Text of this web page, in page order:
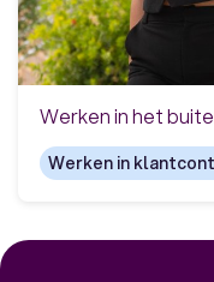
Werken in het
Werken in